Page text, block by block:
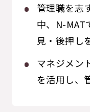
管理職を志
中、N-MAT
見・後押し
マネジメン
を活用し、